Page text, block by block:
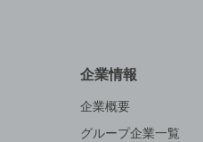
企業情報
企業概要
グループ企業一覧